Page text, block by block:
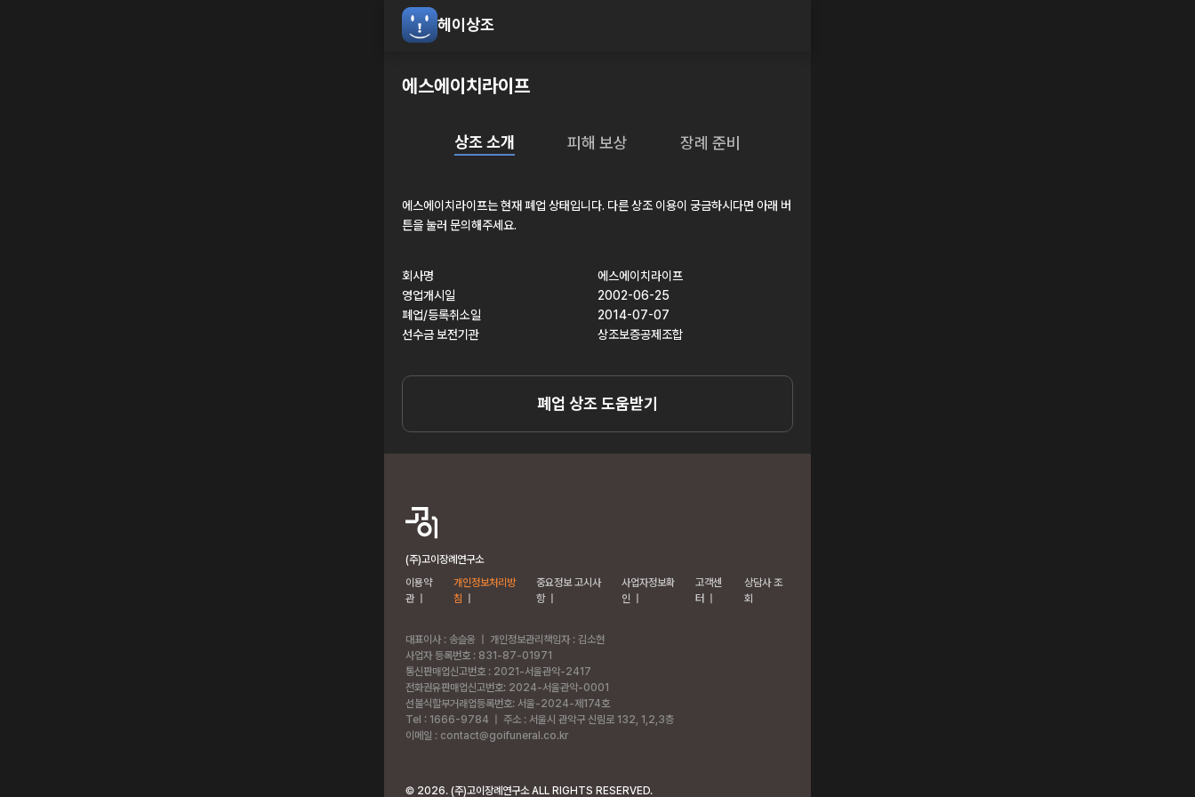
헤이상조
에스에이치라이프
상조 소개 피해 보상 장례 준비
에스에이치라이프는 현재 폐업 상태입니다. 다른 상조 이용이 궁금하시다면 아래 버
튼을 눌러 문의해주세요.
회사명
에스에이치라이프
영업개시일
2002-06-25
폐업/등록취소일
2014-07-07
선수금 보전기관
상조보증공제조합
폐업 상조 도움받기
(주)고이장례연구소
이용약
관
개인정보처리방
침
중요정보 고시사
항
사업자정보확
인
고객센
터
상담사 조
회
대표이사 : 송슬옹
개인정보관리책임자 : 김소현
사업자 등록번호 : 831-87-01971
통신판매업신고번호 : 2021-서울관악-2417
전화권유판매업신고번호: 2024-서울관악-0001
선불식할부거래업등록번호: 서울-2024-제174호
Tel : 1666-9784
주소 : 서울시 관악구 신림로 132, 1,2,3층
이메일 : contact@goifuneral.co.kr
© 2026. (주)고이장례연구소 ALL RIGHTS RESERVED.